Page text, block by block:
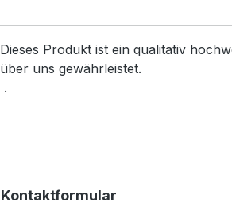
Dieses Produkt ist ein qualitativ
über uns gewährleistet.
.
Kontaktformular